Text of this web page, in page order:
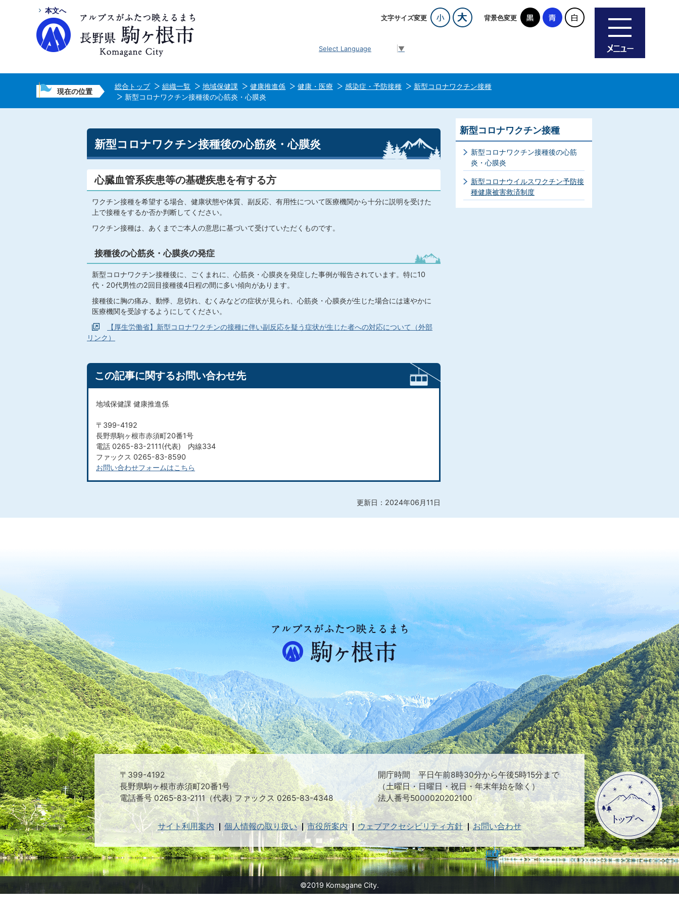
本文へ
文字サイズ変更 背景色変更
Select Language ▼
現在の位置
総合トップ 組織一覧 地域保健課 健康推進係 健康・医療 感染症・予防接種
新型コロナワクチン接種
新型コロナワクチン接種後の心筋炎・心膜炎
新型コロナワクチン接種後の心筋炎・心膜炎
心臓血管系疾患等の基礎疾患を有する方
ワクチン接種を希望する場合、健康状態や体質、副反応、有用性について医療機関から十分に説明を受けた
上で接種をするか否か判断してください。
ワクチン接種は、あくまでご本人の意思に基づいて受けていただくものです。
接種後の心筋炎・心膜炎の発症
新型コロナワクチン接種後に、ごくまれに、心筋炎・心膜炎を発症した事例が報告されています。特に10
代・20代男性の2回目接種後4日程の間に多い傾向があります。
接種後に胸の痛み、動悸、息切れ、むくみなどの症状が見られ、心筋炎・心膜炎が生じた場合には速やかに
医療機関を受診するようにしてください。
【厚生労働省】新型コロナワクチンの接種に伴い副反応を疑う症状が生じた者への対応について（外部
リンク）
この記事に関するお問い合わせ先
地域保健課 健康推進係
〒399-4192
長野県駒ヶ根市赤須町20番1号
電話 0265-83-2111(代表) 内線334
ファックス 0265-83-8590
お問い合わせフォームはこちら
更新日：2024年06月11日
新型コロナワクチン接種
新型コロナワクチン接種後の心筋
炎・心膜炎
新型コロナウイルスワクチン予防接
種健康被害救済制度
ア
ル
た
つ
映
え
る
ま
ち
駒
ヶ
根
市
〒399-4192
長野県駒ヶ根市赤須町20番1号
電話番号 0265-83-2111（代表) ファックス 0265-83-4348
開庁時間 平日午前8時30分から午後5時15分まで
（土曜日・日曜日・祝日・年末年始を除く）
法人番号5000020202100
サイト利用案内 個人情報の取り扱い 市役所案内 ウェブアクセシビリティ方針 お問い合わせ
©2019 Komagane City.